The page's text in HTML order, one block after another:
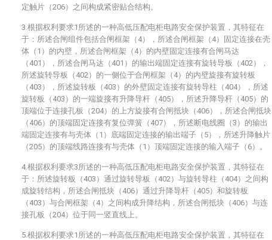
定触片（206）之间构成紧密贴合结构。
3.根据权利要求1所述的一种高低压配电柜电路安全保护装置，其特征在
于：所述合闸组件包括合闸框架（4），所述合闸框架（4）固定连接在壳
体（1）的内壁，所述合闸框架（4）的内壁固定连接有合闸马达
（401），所述合闸马达（401）的输出端固定连接有旋转导板（402），
所述旋转导板（402）的一侧位于合闸框架（4）的内壁旋接有旋转板
（403），所述旋转板（403）的外壁固定连接有旋转导柱（404），所述
旋转板（403）的一端旋接有升降导杆（405），所述升降导杆（405）的
顶端位于连接孔板（204）的上方旋接有合闸抵块（406），所述合闸抵块
（406）的顶端固定连接有复位弹簧（407），所述断电线圈（3）的输出
端固定连接有与壳体（1）底端固定连接的输出端子（5），所述升降触片
（205）的顶端线路连接有与壳体（1）顶端固定连接的输入端子（6）。
4.根据权利要求3所述的一种高低压配电柜电路安全保护装置，其特征在
于：所述旋转板（403）通过旋转导板（402）与旋转导柱（404）之间构
成旋转结构，所述合闸抵块（406）通过升降导杆（405）和旋转板
（403）与合闸框架（4）之间构成升降结构，所述合闸抵块（406）与连
接孔板（204）位于同一竖直线上。
5.根据权利要求1所述的一种高低压配电柜电路安全保护装置，其特征在